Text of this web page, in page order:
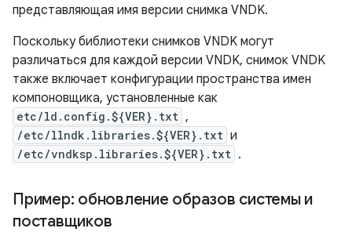
представляющая имя версии снимка VNDK.
Поскольку библиотеки снимков VNDK могут
различаться для каждой версии VNDK, снимок VNDK
также включает конфигурации пространства имен
компоновщика, установленные как
etc/ld.config.${VER}.txt ,
/etc/llndk.libraries.${VER}.txt и
/etc/vndksp.libraries.${VER}.txt .
Пример: обновление образов системы и
поставщиков